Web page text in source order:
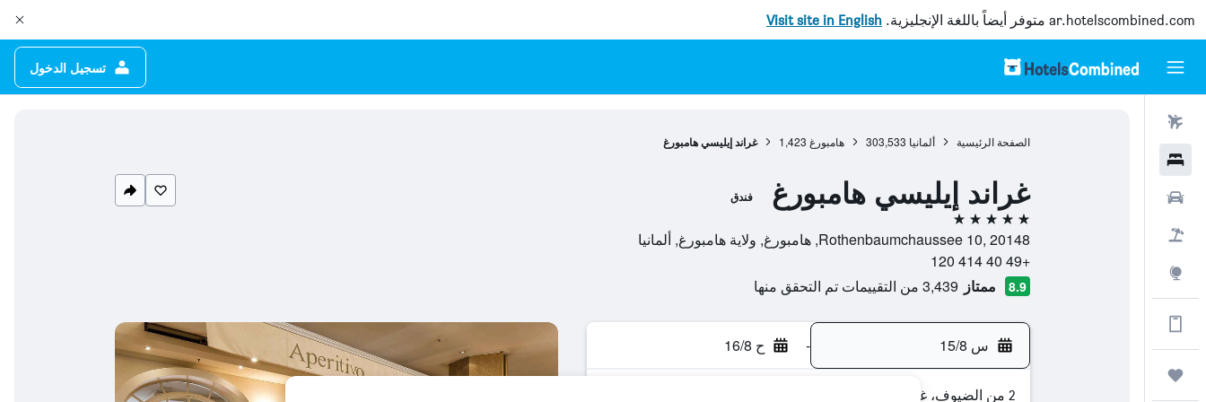
ar.hotelscombined.com متوفر أيضاً باللغة الإنجليزية. Visit site in English
تسجيل الدخول
الحصول على المزيد على التطبيق
الصفحة الرئيسية ألمانيا 303,533 هامبورغ 1,423 غراند إيليسي هامبورغ
غراند إيليسي هامبورغ فندق
5 نجوم
Rothenbaumchaussee 10, 20148, هامبورغ, ولاية هامبورغ, ألمانيا
+49 40 414 120
8.9 ممتاز 3,439 من التقييمات تم التحقق منها
س 15/8 - ح 16/8
2 من الضيوف، غرفة واحدة